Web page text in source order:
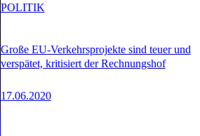
Große EU-Verkehrsprojekte sind teuer und
verspätet, kritisiert der Rechnungshof
17.06.2020
POLITIK